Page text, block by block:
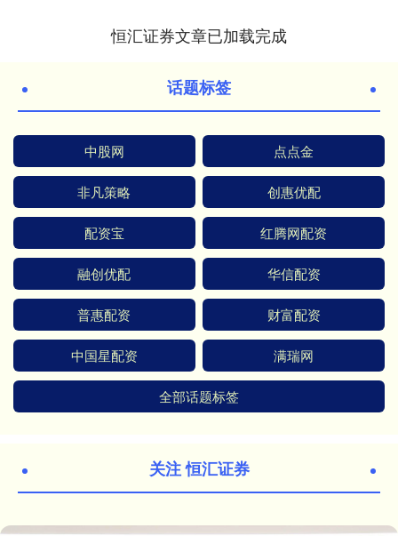
恒汇证券文章已加载完成
话题标签
中股网 点点金
非凡策略 创惠优配
配资宝 红腾网配资
融创优配 华信配资
普惠配资 财富配资
中国星配资 满瑞网
全部话题标签
关注 恒汇证券